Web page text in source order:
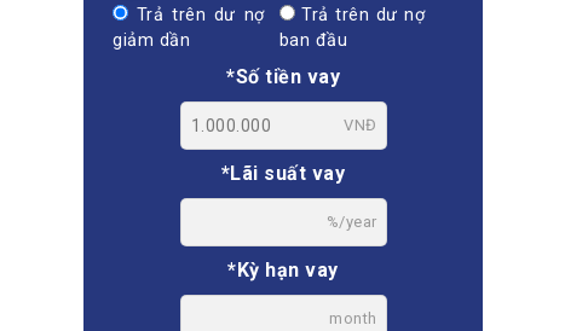
Trả trên dư nợ
giảm dần
Trả trên dư nợ
ban đầu
*Số tiền vay
VNĐ
*Lãi suất vay
%/year
*Kỳ hạn vay
month